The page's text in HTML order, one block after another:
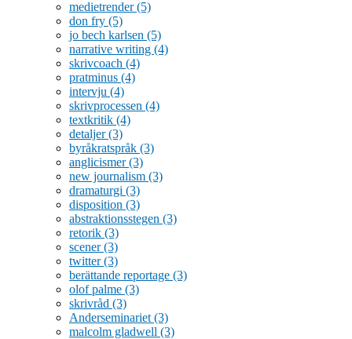
medietrender(5)
don fry (5)
jo bech karlsen (5)
narrative writing (4)
skrivcoach (4)
pratminus (4)
intervju (4)
skrivprocessen (4)
textkritik (4)
detaljer(3)
byråkratspråk (3)
anglicismer(3)
new journalism (3)
dramaturgi (3)
disposition (3)
abstraktionsstegen (3)
retorik (3)
scener(3)
twitter(3)
berättande reportage (3)
olof palme (3)
skrivråd (3)
Anderseminariet (3)
malcolm gladwell (3)